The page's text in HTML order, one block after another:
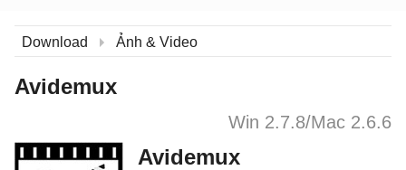
Download Ảnh & Video
Avidemux
Win 2.7.8/Mac 2.6.6
Avidemux